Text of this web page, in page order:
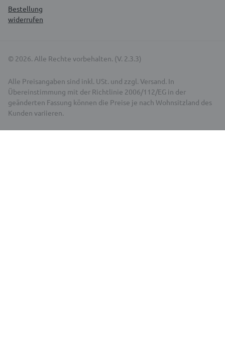
Bestellung
widerrufen
© 2026. Alle Rechte vorbehalten. (V. 2.3.3)
Alle Preisangaben sind inkl. USt. und zzgl. Versand. In
Übereinstimmung mit der Richtlinie 2006/112/EG in der
geänderten Fassung können die Preise je nach Wohnsitzland des
Kunden variieren.